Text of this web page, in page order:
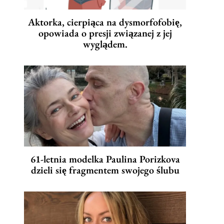
Aktorka, cierpiąca na dysmorfofobię,
opowiada o presji związanej z jej
wyglądem.
61-letnia modelka Paulina Porizkova
dzieli się fragmentem swojego ślubu